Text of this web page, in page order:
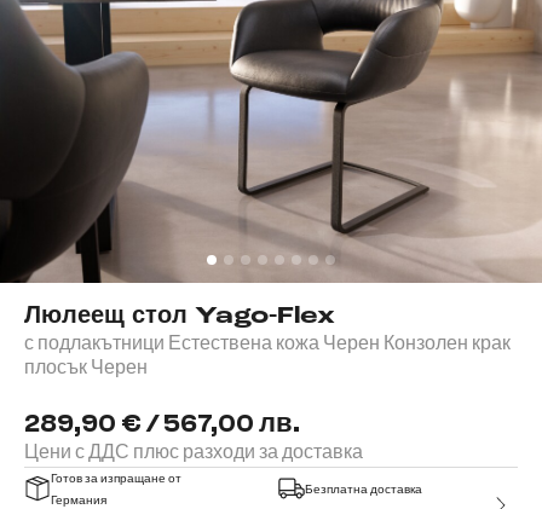
Люлеещ стол Yago-Flex
с подлакътници Естествена кожа Черен Конзолен крак
плосък Черен
289,90 € / 567,00 лв.
Цени с ДДС плюс разходи за доставка
Готов за изпращане от
Германия
Безплатна доставка